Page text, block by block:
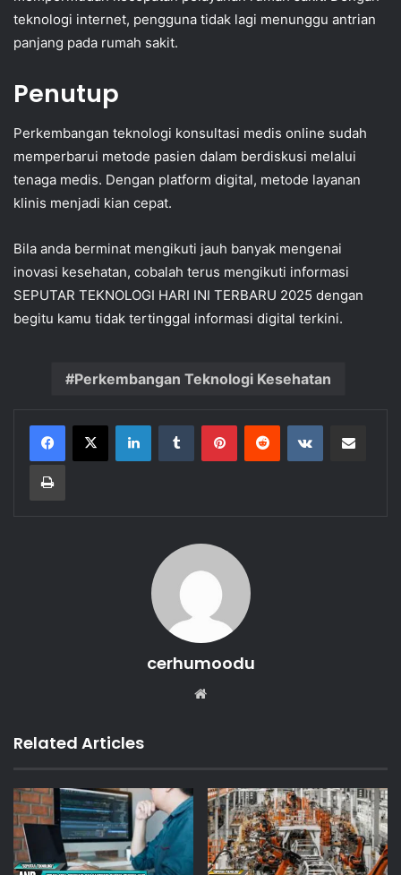
teknologi internet, pengguna tidak lagi menunggu antrian
panjang pada rumah sakit.
Penutup
Perkembangan teknologi konsultasi medis online sudah
memperbarui metode pasien dalam berdiskusi melalui
tenaga medis. Dengan platform digital, metode layanan
klinis menjadi kian cepat.
Bila anda berminat mengikuti jauh banyak mengenai
inovasi kesehatan, cobalah terus mengikuti informasi
SEPUTAR TEKNOLOGI HARI INI TERBARU 2025 dengan
begitu kamu tidak tertinggal informasi digital terkini.
Perkembangan Teknologi Kesehatan
LinkedInTumblr PinterestReddit VKontakte
Print
cerhumoodu
Related Articles